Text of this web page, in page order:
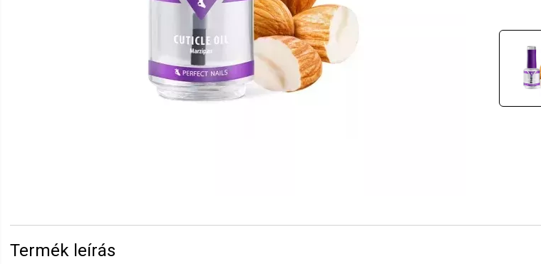
Termék leírás